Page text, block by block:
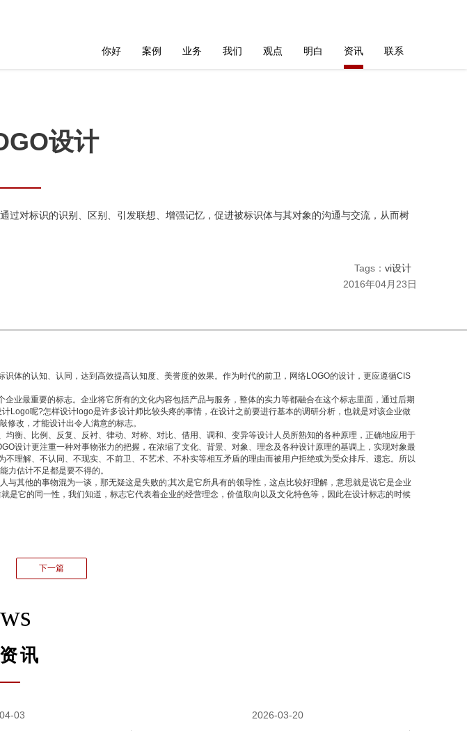
你好 案例 业务 我们 观点 明白 资讯 联系
设计
标识的识别、区别、引发联想、增强记忆，促进被标识体与其对象的沟通与交流，从而树
Tags： vi设计
2016年04月23日
的认知、认同，达到高效提高认知度、美誉度的效果。作为时代的前卫，网络LOGO的设计，更应遵循CIS
最重要的标志。企业将它所有的文化内容包括产品与服务，整体的实力等都融合在这个标志里面，通过后期
呢?怎样设计logo是许多设计师比较头疼的事情，在设计之前要进行基本的调研分析，也就是对该企业做
改，才能设计出令人满意的标志。
、比例、反复、反衬、律动、对称、对比、借用、调和、变异等设计人员所熟知的各种原理，正确地应用于
设计更注重一种对事物张力的把握，在浓缩了文化、背景、对象、理念及各种设计原理的基调上，实现对象最
理解、不认同、不现实、不前卫、不艺术、不朴实等相互矛盾的理由而被用户拒绝或为受众排斥、遗忘。所以
力估计不足都是要不得的。
他的事物混为一谈，那无疑这是失败的;其次是它所具有的领导性，这点比较好理解，意思就是说它是企业
它的同一性，我们知道，标志它代表着企业的经营理念，价值取向以及文化特色等，因此在设计标志的时候
下一篇
讯
03 2026-03-20